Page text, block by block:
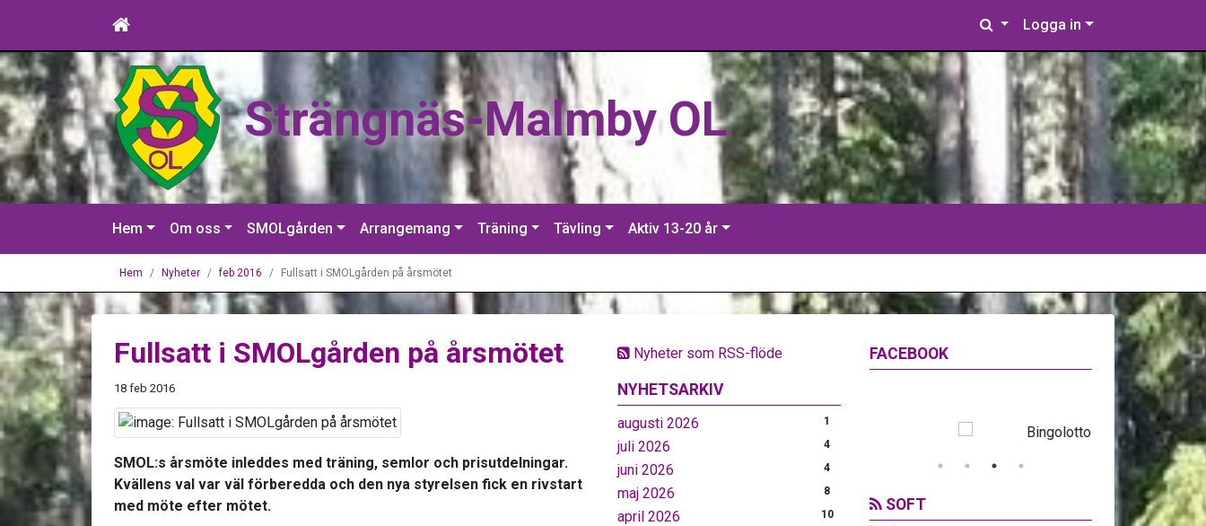
Logga in
Strängnäs-Malmby OL
Hem Om oss SMOLgården Arrangemang Träning Tävling Aktiv 13-20 år
Hem Nyheter feb 2016 Fullsatt i SMOLgården på årsmötet
Nyheter som RSS-flöde
NYHETSARKIV
augusti 2026 1
juli 2026 4
juni 2026 4
maj 2026 8
april 2026 10
Fullsatt i SMOLgården på årsmötet
18 feb 2016
SMOL:s årsmöte inleddes med träning, semlor och prisutdelningar.
Kvällens val var väl förberedda och den nya styrelsen fick en rivstart
med möte efter mötet.
FACEBOOK
SOFT